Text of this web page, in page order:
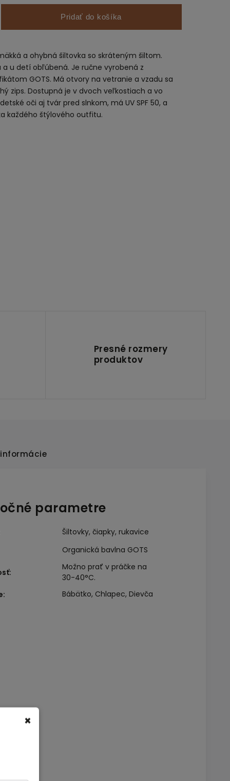
Pridať do košíka
a ohybná šiltovka so skráteným šiltom.
u detí obľúbená. Je ručne vyrobená z
GOTS. Má otvory na vetranie a vzadu sa
zips. Dostupná je v dvoch veľkostiach a vo
oči aj tvár pred slnkom, má UV SPF 50, a
každého štýlového outfitu.
Presné rozmery
produktov
parametre
Šiltovky, čiapky, rukavice
Organická bavlna GOTS
:
Možno prať v práčke na
30-40°C.
: Bábätko, Chlapec, Dievča
×